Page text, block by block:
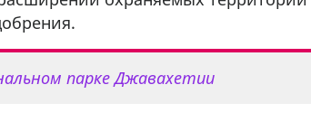
парке Джавахетии